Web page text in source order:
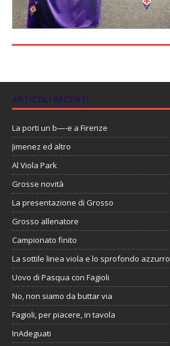
ARTICOLI RECENTI
La porti un b—-e a Firenze
Jimenez ed altro
Al Viola Park
Grosse novità
La presentazione di Grosso
Grosso allenatore
Campionato finito
La sottile linea viola e lo sprofondo azzurro
Uovo di Pasqua con Fagioli
No, non siamo da buttar via
Fagioli, per piacere, in tavola
InAdeguati